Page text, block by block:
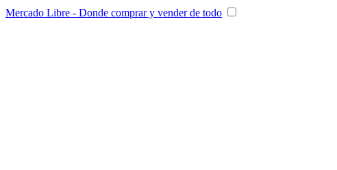
Mercado Libre - Donde comprar y vender de todo